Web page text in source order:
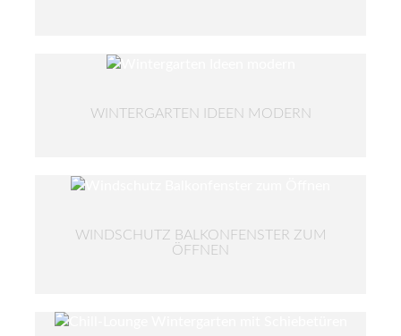
WINTERGARTEN IDEEN MODERN
WINDSCHUTZ BALKONFENSTER ZUM
ÖFFNEN